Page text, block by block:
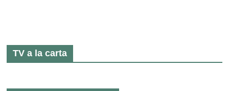
TV a la carta